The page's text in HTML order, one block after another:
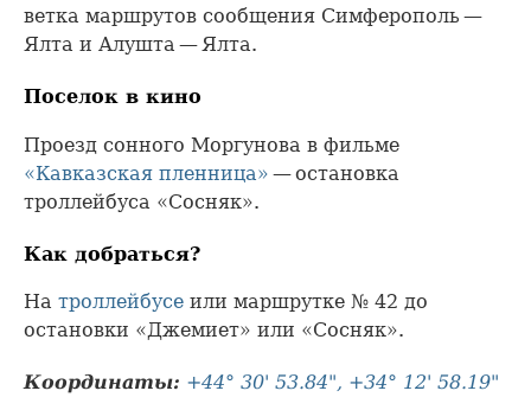
ветка маршрутов сообщения Симферополь —
Ялта и Алушта — Ялта.
Поселок в кино
Проезд сонного Моргунова в фильме
«Кавказская пленница» — остановка
троллейбуса «Сосняк».
Как добраться?
На троллейбусе или маршрутке № 42 до
остановки «Джемиет» или «Сосняк».
Координаты: +44° 30' 53.84", +34° 12' 58.19"